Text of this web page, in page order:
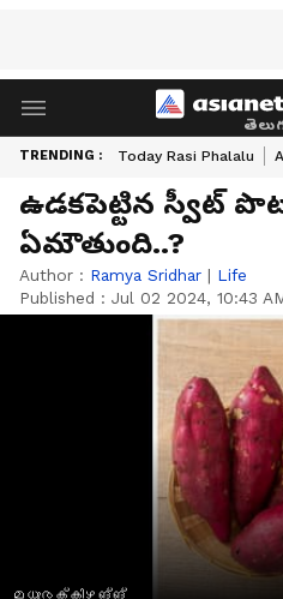
TRENDING : Today Rasi Phalalu
ఉడకపెట్టిన స్వీట్
ఏమౌతుంది..?
Author : Ramya Sridhar | Life
Published : Jul 02 2024, 10:43